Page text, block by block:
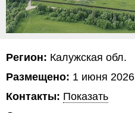
Регион: Калужская обл.
Размещено: 1 июня 2026
Контакты: Показать